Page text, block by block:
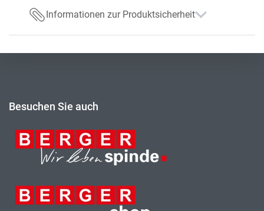
Informationen zur Produktsicherheit
Besuchen Sie auch